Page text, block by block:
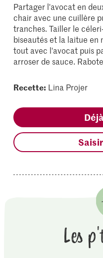
Partager l'avocat en
chair avec une cuillère
tranches. Tailler le
biseautés et la laitue en
tout avec l'avocat puis
arroser de sauce.
Recette: Lina Projer
Les